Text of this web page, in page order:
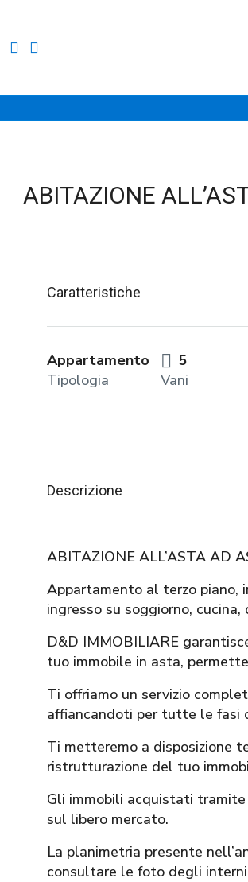
ABITAZIONE
Caratteristiche
Appartamento
Tipologia
5
Vani
Descrizione
ABITAZIONE ALL’ASTA AD
Appartamento al terzo piano,
ingresso su soggiorno,
D&D IMMOBILIARE
tuo immobile in asta,
Ti offriamo un servizio
affiancandoti per tutte le fasi
Ti metteremo a disposizione
ristrutturazione del tuo
Gli immobili acquistati
sul libero mercato.
La planimetria presente
consultare le foto degli